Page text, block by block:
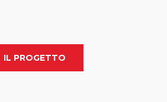
IL PROGETTO